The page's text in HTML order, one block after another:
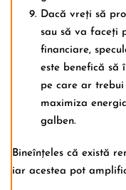
Dacă vreți să
sau să va faceți
financiare,
este benefică să
pe care ar
maximiza
galben.
Bineînțeles că există
iar acestea pot